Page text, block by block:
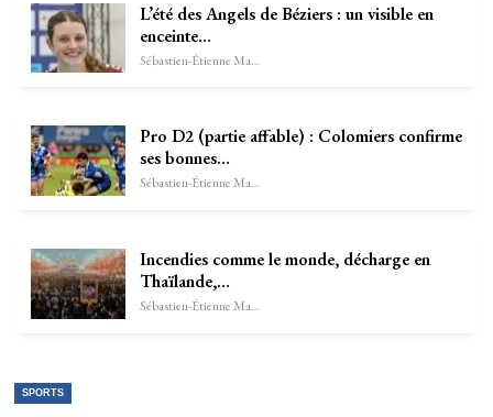
L’été des Angels de Béziers : un visible en
enceinte…
Sébastien-Étienne Marechal
Pro D2 (partie affable) : Colomiers confirme
ses bonnes…
Sébastien-Étienne Marechal
Incendies comme le monde, décharge en
Thaïlande,…
Sébastien-Étienne Marechal
SPORTS